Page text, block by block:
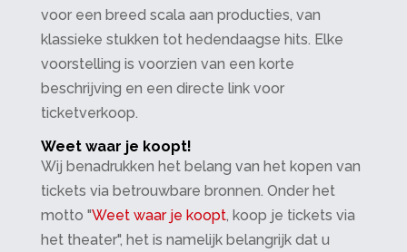
voor een breed scala aan producties, van
klassieke stukken tot hedendaagse hits. Elke
voorstelling is voorzien van een korte
beschrijving en een directe link voor
ticketverkoop.
Weet waar je koopt!
Wij benadrukken het belang van het kopen van
tickets via betrouwbare bronnen. Onder het
motto "Weet waar je koopt, koop je tickets via
het theater", het is namelijk belangrijk dat u